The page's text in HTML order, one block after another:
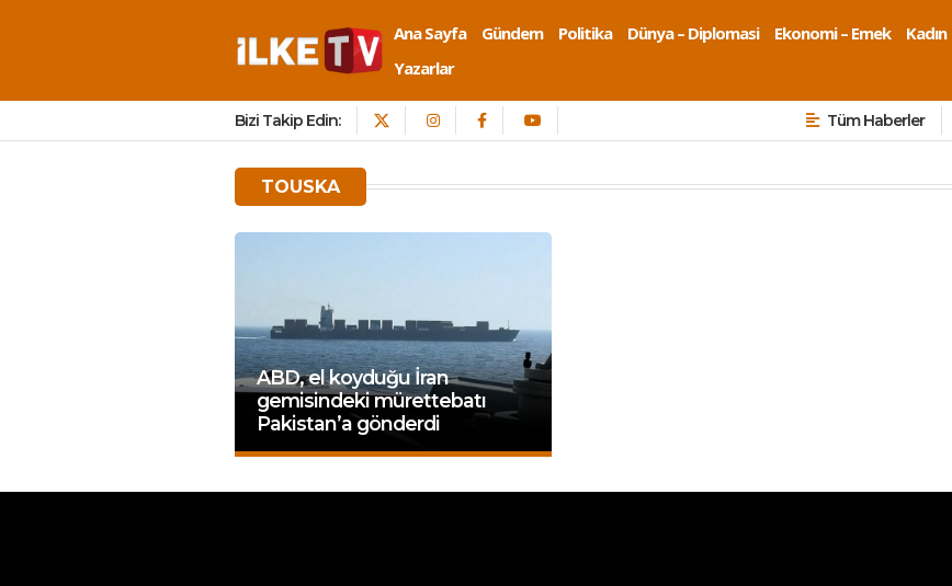
Ana Sayfa Gündem Politika Dünya – Diplomasi Ekonomi – Emek Kadın
Yazarlar
Bizi Takip Edin: Tüm Haberler
TOUSKA
ABD, el koyduğu İran
gemisindeki mürettebatı
Pakistan’a gönderdi